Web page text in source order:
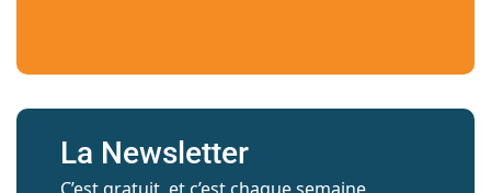
La Newsletter
C’est gratuit, et c’est chaque semaine